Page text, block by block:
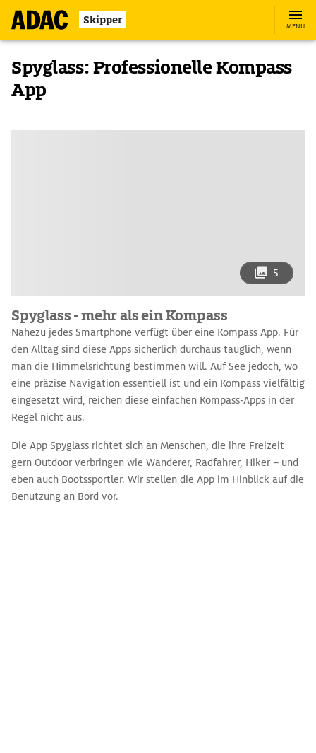
Skipper MENÜ
Zurück
Spyglass: Professionelle Kompass
App
5
Spyglass - mehr als ein Kompass
Nahezu jedes Smartphone verfügt über eine Kompass App. Für
den Alltag sind diese Apps sicherlich durchaus tauglich, wenn
man die Himmelsrichtung bestimmen will. Auf See jedoch, wo
eine präzise Navigation essentiell ist und ein Kompass vielfältig
eingesetzt wird, reichen diese einfachen Kompass-Apps in der
Regel nicht aus.
Die App Spyglass richtet sich an Menschen, die ihre Freizeit
gern Outdoor verbringen wie Wanderer, Radfahrer, Hiker – und
eben auch Bootssportler. Wir stellen die App im Hinblick auf die
Benutzung an Bord vor.